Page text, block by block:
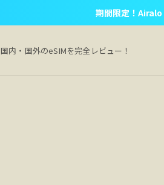
期間限定！
国内・国外のeSIMを完全レビュー！